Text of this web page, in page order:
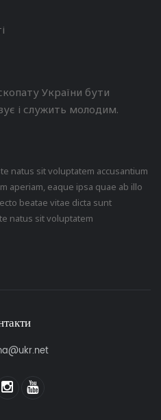
України бути
і служить молодим.
natus sit voluptatem accusantium
aperiam, eaque ipsa quae ab illo
beatae vitae dicta sunt
natus sit voluptatem